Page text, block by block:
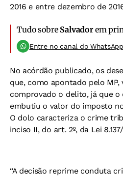
2016 e entre dezembro de
Tudo sobre Salvadorem
Entre no canal do
No acórdão publicado, os
que, como apontado pelo MP,
comprovado o delito, já que
embutiu o valor do imposto
O dolo caracteriza o crime
inciso II, do art. 2º, da Lei
“A decisão reprime conduta